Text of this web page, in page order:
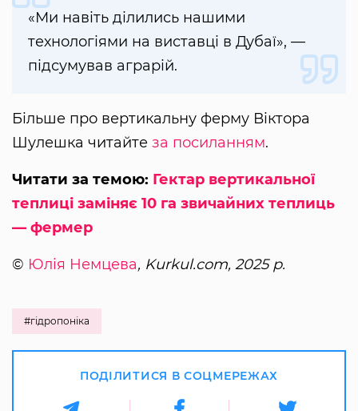
«Ми навіть ділились нашими
технологіями на виставці в Дубаї», —
підсумував аграрій.
Більше про вертикальну ферму Віктора
Шулешка читайте за посиланням.
Читати за темою: Гектар вертикальної
теплиці заміняє 10 га звичайних теплиць
— фермер
© Юлія Немцева, Kurkul.com, 2025 р.
#гідропоніка
ПОДІЛИТИСЯ В СОЦМЕРЕЖАХ